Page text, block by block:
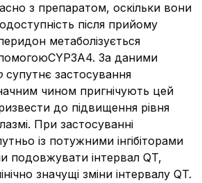
з препаратом, оскільки вони
після прийому
метаболізується
За даними
супутнє застосування
чином пригнічують цей
до підвищення рівня
При застосуванні
із потужними інгібіторами
подовжувати інтервал QT,
значущі зміни інтервалу QT.